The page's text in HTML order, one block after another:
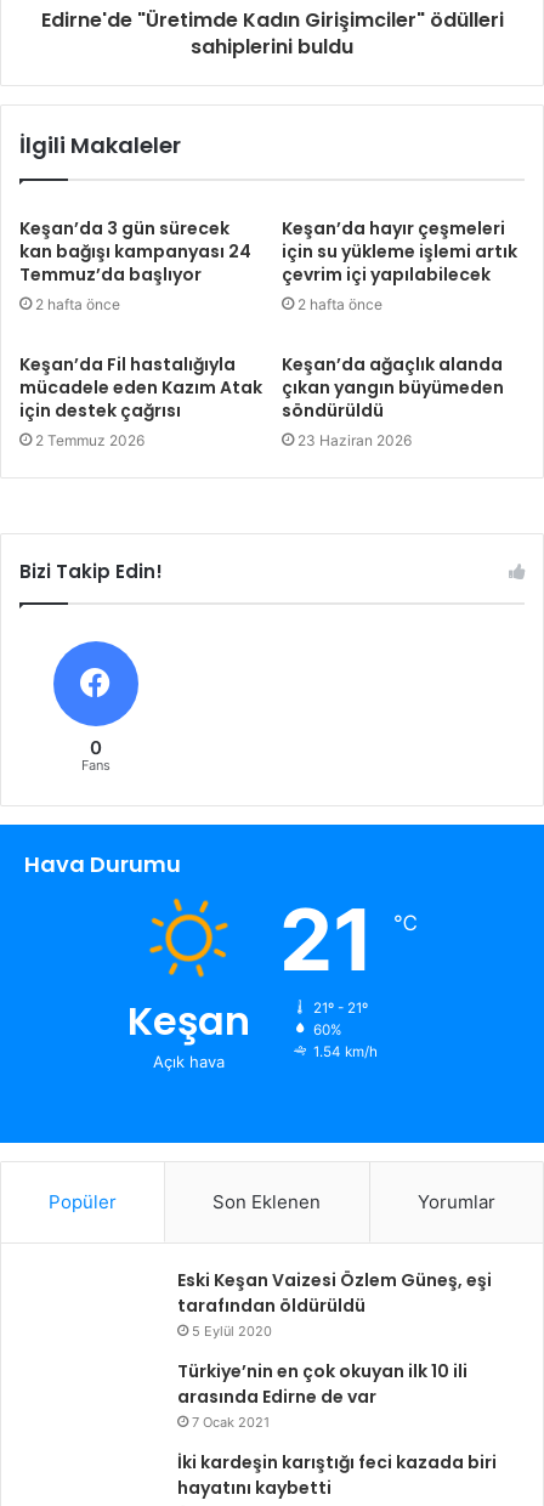
Edirne'de "Üretimde Kadın Girişimciler" ödülleri
sahiplerini buldu
İlgili Makaleler
Keşan’da 3 gün sürecek
kan bağışı kampanyası 24
Temmuz’da başlıyor
2 hafta önce
Keşan’da hayır çeşmeleri
için su yükleme işlemi artık
çevrim içi yapılabilecek
2 hafta önce
Keşan’da Fil hastalığıyla
mücadele eden Kazım Atak
için destek çağrısı
2 Temmuz 2026
Keşan’da ağaçlık alanda
çıkan yangın büyümeden
söndürüldü
23 Haziran 2026
Bizi Takip Edin!
0
Fans
Hava Durumu
Keşan
Açık hava
21 ℃
21º - 21º
60%
1.54 km/h
Popüler Son Eklenen Yorumlar
Eski Keşan Vaizesi Özlem Güneş, eşi
tarafından öldürüldü
5 Eylül 2020
Türkiye’nin en çok okuyan ilk 10 ili
arasında Edirne de var
7 Ocak 2021
İki kardeşin karıştığı feci kazada biri
hayatını kaybetti